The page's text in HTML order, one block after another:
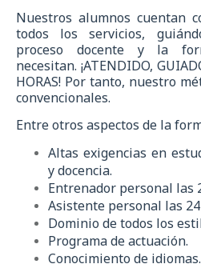
Nuestros alumnos cuentan
todos los servicios,
proceso docente y la
necesitan. ¡ATENDIDO,
HORAS! Por tanto, nuestro
convencionales.
Entre otros aspectos de la
Altas exigencias en
y docencia.
Entrenador personal las
Asistente personal las
Dominio de todos los
Programa de actuación.
Conocimiento de idiomas.